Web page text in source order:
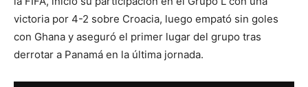
victoria por 4-2 sobre Croacia, luego empató sin goles
con Ghana y aseguró el primer lugar del grupo tras
derrotar a Panamá en la última jornada.